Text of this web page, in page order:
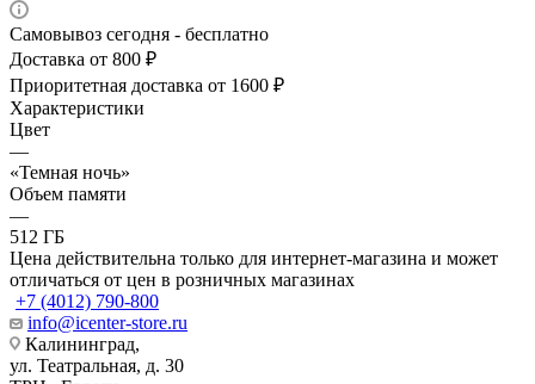
Самовывоз сегодня - бесплатно
Доставка от 800 ₽
Приоритетная доставка от 1600 ₽
Характеристики
Цвет
—
«Темная ночь»
Объем памяти
—
512 ГБ
Цена действительна только для интернет-магазина и может
отличаться от цен в розничных магазинах
+7 (4012) 790-800
info@icenter-store.ru
Калининград,
ул. Театральная, д. 30